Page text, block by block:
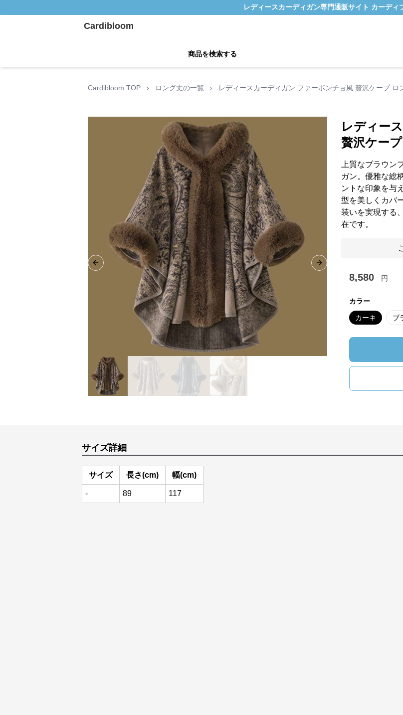
レディースカーディガン専門通販サイト カーディ
Cardibloom
商品を検索する
Cardibloom TOP › ロング丈の一覧 › レディースカーディガン ファーポンチョ風 贅沢ケープ ロ
Previous slide Next slide
レディー
贅沢ケー
上質なブラウン
ガン。優雅な総
ントな印象を与
型を美しくカバ
装いを実現する
在です。
8,580 円
カラー
カーキ ブ
サイズ詳細
サイズ 長さ(cm) 幅(cm)
- 89 117